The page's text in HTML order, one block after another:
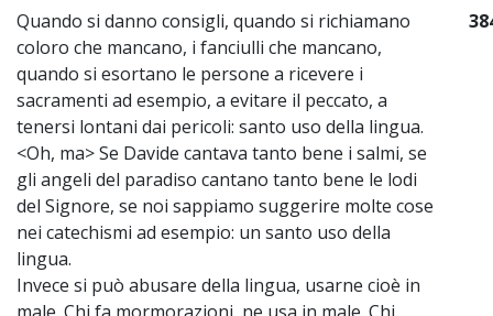
Quando si danno consigli, quando si richiamano
coloro che mancano, i fanciulli che mancano,
quando si esortano le persone a ricevere i
sacramenti ad esempio, a evitare il peccato, a
tenersi lontani dai pericoli: santo uso della lingua.
<Oh, ma> Se Davide cantava tanto bene i salmi, se
gli angeli del paradiso cantano tanto bene le lodi
del Signore, se noi sappiamo suggerire molte cose
nei catechismi ad esempio: un santo uso della
lingua.
Invece si può abusare della lingua, usarne cioè in